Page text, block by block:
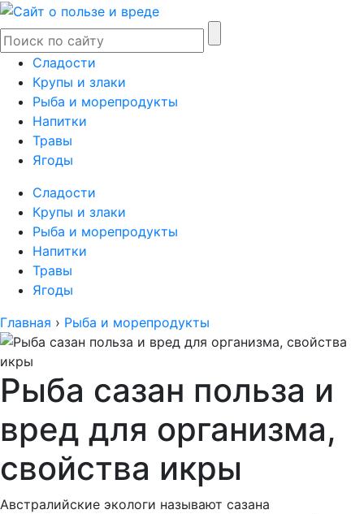
Сладости
Крупы и злаки
Рыба и морепродукты
Напитки
Травы
Ягоды
Сладости
Крупы и злаки
Рыба и морепродукты
Напитки
Травы
Ягоды
Главная › Рыба и морепродукты
Рыба сазан польза и
вред для организма,
свойства икры
Австралийские экологи называют сазана